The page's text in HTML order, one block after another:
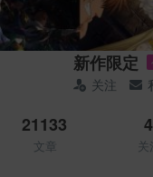
新作限定
关注
21133
文章
4
关